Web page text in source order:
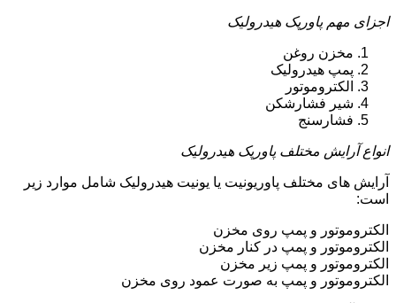
اجزای مهم پاورپک هیدرولیک
مخزن روغن
پمپ هیدرولیک
الکتروموتور
شیر فشارشکن
فشارسنج
انواع آرایش مختلف پاورپک هیدرولیک
آرایش های مختلف پاوریونیت یا یونیت هیدرولیک شامل موارد زیر
است:
الکتروموتور و پمپ روی مخزن
الکتروموتور و پمپ در کنار مخزن
الکتروموتور و پمپ زیر مخزن
الکتروموتور و پمپ به صورت عمود روی مخزن